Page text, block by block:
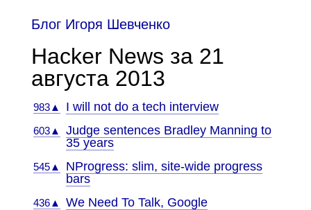
Блог Игоря Шевченко
Hacker News за 21
августа 2013
983▲ I will not do a tech interview
603▲
Judge sentences Bradley Manning to
35 years
545▲
NProgress: slim, site-wide progress
bars
436▲ We Need To Talk, Google